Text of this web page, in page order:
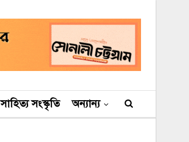
সাহিত্য সংস্কৃতি অন্যান্য